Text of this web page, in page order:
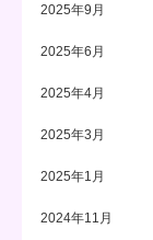
2025年9月
2025年6月
2025年4月
2025年3月
2025年1月
2024年11月